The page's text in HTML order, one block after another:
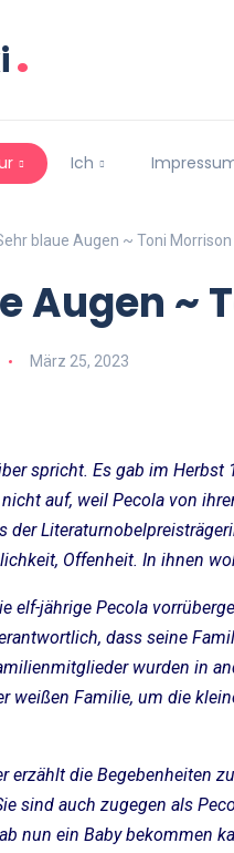
.
Ich
blaue Augen ~ Toni Morrison
Augen ~
März 25, 2023
spricht. Es gab im
auf, weil Pecola von
der
Offenheit. In ihnen
elf-jährige Pecola
dass seine
wurden in
weißen Familie, um die
erzählt die Begebenheiten
sind auch zugegen als
nun ein Baby bekommen